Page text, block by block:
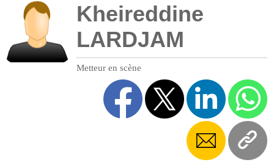
Kheireddine
LARDJAM
Metteur en scène